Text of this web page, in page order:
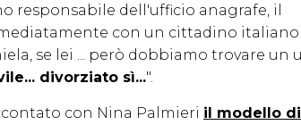
responsabile dell'ufficio anagrafe, il
con un cittadino italiano
se lei ... però dobbiamo trovare un
divorziato sì...".
con Nina Palmieri il modello di